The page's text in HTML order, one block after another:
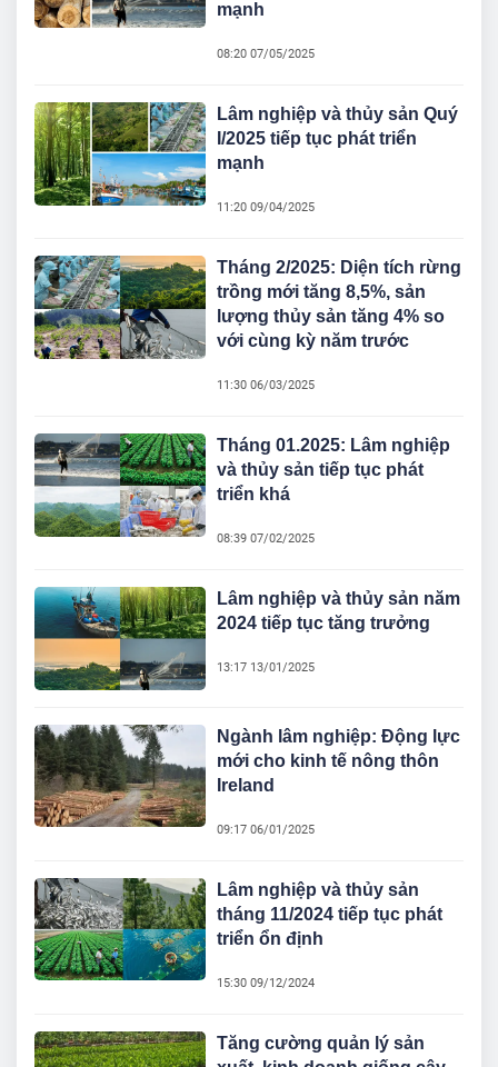
mạnh
08:20 07/05/2025
Lâm nghiệp và thủy sản Quý
I/2025 tiếp tục phát triển
mạnh
11:20 09/04/2025
Tháng 2/2025: Diện tích rừng
trồng mới tăng 8,5%, sản
lượng thủy sản tăng 4% so
với cùng kỳ năm trước
11:30 06/03/2025
Tháng 01.2025: Lâm nghiệp
và thủy sản tiếp tục phát
triển khá
08:39 07/02/2025
Lâm nghiệp và thủy sản năm
2024 tiếp tục tăng trưởng
13:17 13/01/2025
Ngành lâm nghiệp: Động lực
mới cho kinh tế nông thôn
Ireland
09:17 06/01/2025
Lâm nghiệp và thủy sản
tháng 11/2024 tiếp tục phát
triển ổn định
15:30 09/12/2024
Tăng cường quản lý sản